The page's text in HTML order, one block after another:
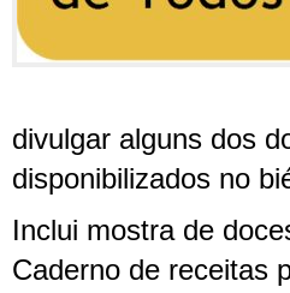
divulgar alguns dos
disponibilizados no
Inclui mostra de
Caderno de receitas